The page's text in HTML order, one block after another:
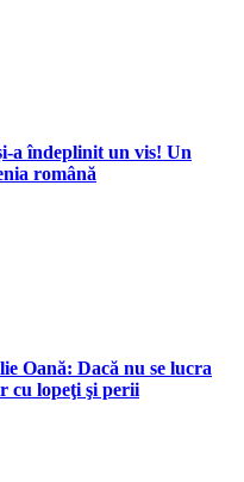
a îndeplinit un vis! Un
română
Oană: Dacă nu se lucra
cu lopeţi şi perii